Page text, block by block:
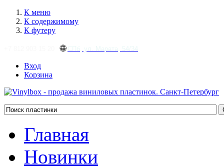
К меню
К содержимому
К футеру
🌐
Вход
Корзина
Главная
Новинки